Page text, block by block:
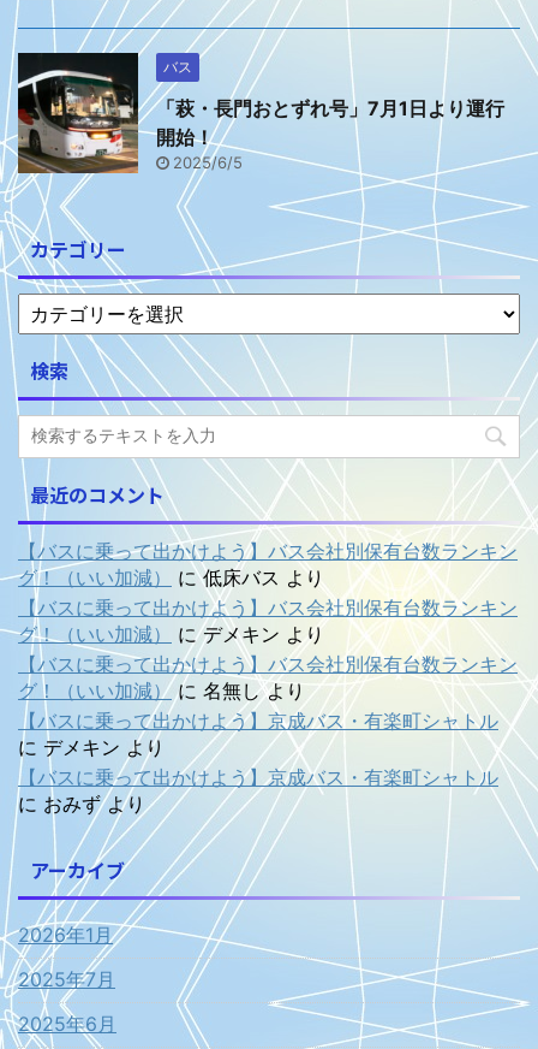
バス
「萩・長門おとずれ号」7月1日より運行
開始！
2025/6/5
カテゴリー
検索
最近のコメント
【バスに乗って出かけよう】バス会社別保有台数ランキン
グ！（いい加減）
に低床バス より
【バスに乗って出かけよう】バス会社別保有台数ランキン
グ！（いい加減）
にデメキン より
【バスに乗って出かけよう】バス会社別保有台数ランキン
グ！（いい加減）に 名無しより
【バスに乗って出かけよう】京成バス・有楽町シャトル
に デメキン より
【バスに乗って出かけよう】京成バス・有楽町シャトル
に おみずより
アーカイブ
2026年1月
2025年7月
2025年6月